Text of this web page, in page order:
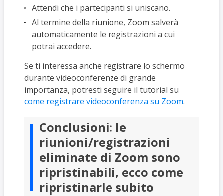
Attendi che i partecipanti si uniscano.
Al termine della riunione, Zoom salverà
automaticamente le registrazioni a cui
potrai accedere.
Se ti interessa anche registrare lo schermo
durante videoconferenze di grande
importanza, potresti seguire il tutorial su
come registrare videoconferenza su Zoom.
Conclusioni: le
riunioni/registrazioni
eliminate di Zoom sono
ripristinabili, ecco come
ripristinarle subito